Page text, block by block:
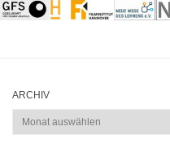
ARCHIV
Archiv